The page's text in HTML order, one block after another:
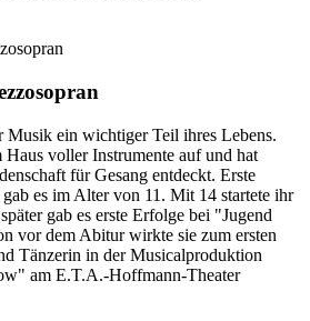
Musik ein wichtiger Teil ihres Lebens.
Haus voller Instrumente auf und hat
für Gesang entdeckt. Erste
es im Alter von 11. Mit 14 startete ihr
gab es erste Erfolge bei "Jugend
vor dem Abitur wirkte sie zum ersten
Tänzerin in der Musicalproduktion
am E.T.A.-Hoffmann-Theater